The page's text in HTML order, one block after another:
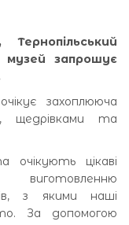
музей запрошує
захоплююча
щедрівками та
цікаві
з якими наші
За допомогою